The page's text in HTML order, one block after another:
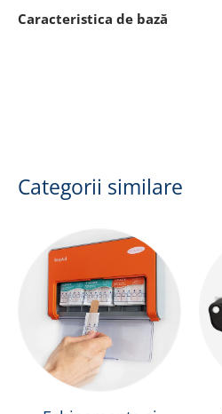
Caracteristica de bază
Categorii similare